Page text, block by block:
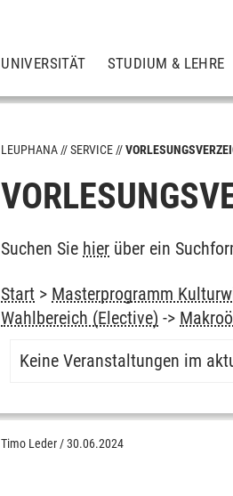
UNIVERSITÄT STUDIUM & LEHRE
LEUPHANA SERVICE
Suchen Sie hier über ein
Start > Masterprogramm
Wahlbereich (Elective) ->
Keine Veranstaltungen im
Timo Leder /30.06.2024